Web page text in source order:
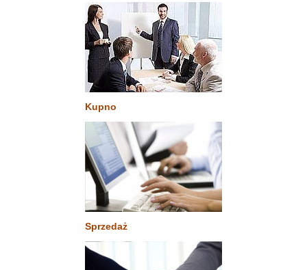
Kupno
Sprzedaż